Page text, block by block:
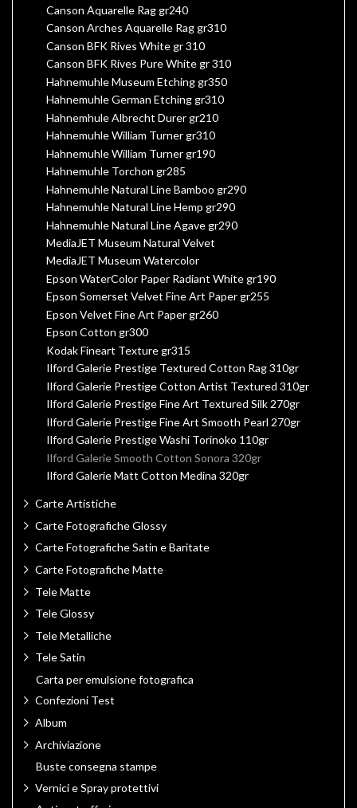
Canson Aquarelle Rag gr240
Canson Arches Aquarelle Rag gr310
Canson BFK Rives White gr 310
Canson BFK Rives Pure White gr 310
Hahnemuhle Museum Etching gr350
Hahnemuhle German Etching gr310
Hahnemhule Albrecht Durer gr210
Hahnemuhle William Turner gr310
Hahnemuhle William Turner gr190
Hahnemuhle Torchon gr285
Hahnemuhle Natural Line Bamboo gr290
Hahnemuhle Natural Line Hemp gr290
Hahnemuhle Natural Line Agave gr290
MediaJET Museum Natural Velvet
MediaJET Museum Watercolor
Epson WaterColor Paper Radiant White gr190
Epson Somerset Velvet Fine Art Paper gr255
Epson Velvet Fine Art Paper gr260
Epson Cotton gr300
Kodak Fineart Texture gr315
Ilford Galerie Prestige Textured Cotton Rag 310gr
Ilford Galerie Prestige Cotton Artist Textured 310gr
Ilford Galerie Prestige Fine Art Textured Silk 270gr
Ilford Galerie Prestige Fine Art Smooth Pearl 270gr
Ilford Galerie Prestige Washi Torinoko 110gr
Ilford Galerie Smooth Cotton Sonora 320gr
Ilford Galerie Matt Cotton Medina 320gr
Carte Artistiche
Carte Fotografiche Glossy
Carte Fotografiche Satin e Baritate
Carte Fotografiche Matte
Tele Matte
Tele Glossy
Tele Metalliche
Tele Satin
Carta per emulsione fotografica
Confezioni Test
Album
Archiviazione
Buste consegna stampe
Vernici e Spray protettivi